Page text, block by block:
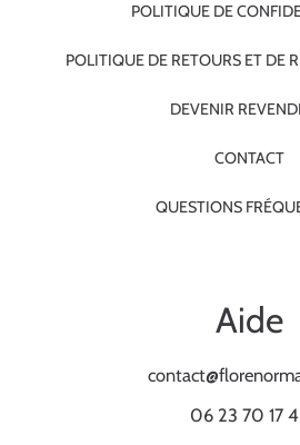
POLITIQUE DE
POLITIQUE DE RETOURS ET DE
DEVENIR
CONTACT
QUESTIONS
Aide
06 23 70 17